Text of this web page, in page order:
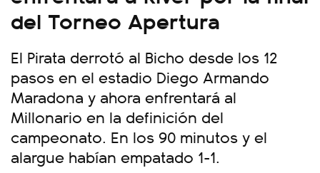
del Torneo Apertura
El Pirata derrotó al Bicho desde los 12
pasos en el estadio Diego Armando
Maradona y ahora enfrentará al
Millonario en la definición del
campeonato. En los 90 minutos y el
alargue habían empatado 1-1.